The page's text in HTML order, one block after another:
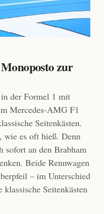
zur
in der Formel 1 mit
Mercedes-AMG F1
Seitenkästen.
wie es oft hieß. Denn
sofort an den Brabham
Beide Rennwagen
– im Unterschied
Seitenkästen